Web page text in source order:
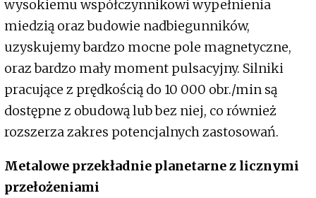
wysokiemu współczynnikowi wypełnienia
miedzią oraz budowie nadbiegunników,
uzyskujemy bardzo mocne pole magnetyczne,
oraz bardzo mały moment pulsacyjny. Silniki
pracujące z prędkością do 10 000 obr./min są
dostępne z obudową lub bez niej, co również
rozszerza zakres potencjalnych zastosowań.
Metalowe przekładnie planetarne z licznymi
przełożeniami